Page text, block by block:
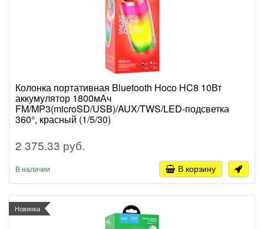
Колонка портативная Bluetooth Hoco HC8 10Вт
аккумулятор 1800мАч
FM/MP3(microSD/USB)/AUX/TWS/LED-подсветка
360°, красный (1/5/30)
2 375.33 руб.
В наличии В корзину
Новинка